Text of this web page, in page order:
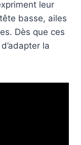
leur
basse, ailes
Dès que ces
la